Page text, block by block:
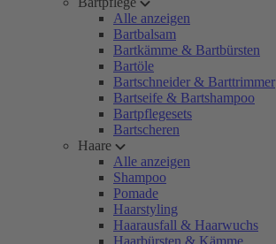
Alle anzeigen
Bartbalsam
Bartkämme & Bartbürsten
Bartöle
Bartschneider & Barttrimmer
Bartseife & Bartshampoo
Bartpflegesets
Bartscheren
Haare
Alle anzeigen
Shampoo
Pomade
Haarstyling
Haarausfall & Haarwuchs
Haarbürsten & Kämme